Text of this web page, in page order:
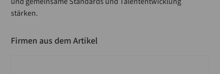
stärken.
Firmen aus dem Artikel